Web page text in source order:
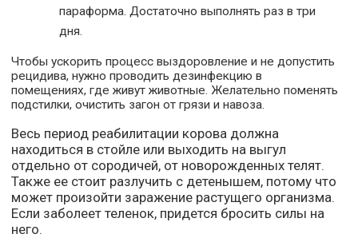
параформа. Достаточно выполнять раз в три
дня.
Чтобы ускорить процесс выздоровление и не допустить
рецидива, нужно проводить дезинфекцию в
помещениях, где живут животные. Желательно поменять
подстилки, очистить загон от грязи и навоза.
Весь период реабилитации корова должна
находиться в стойле или выходить на выгул
отдельно от сородичей, от новорожденных телят.
Также ее стоит разлучить с детенышем, потому что
может произойти заражение растущего организма.
Если заболеет теленок, придется бросить силы на
него.